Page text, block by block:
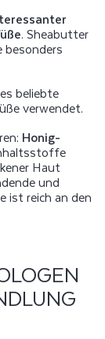
. Sheabutter
besonders
beliebte
verwendet.
Honig-
Haut
und
ist reich an den